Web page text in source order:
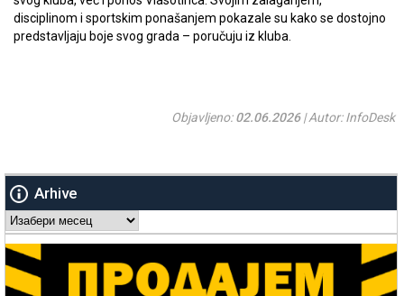
disciplinom i sportskim ponašanjem pokazale su kako se dostojno
predstavljaju boje svog grada – poručuju iz kluba.
Objavljeno:02.06.2026| Autor: InfoDesk
Arhive
Arhive